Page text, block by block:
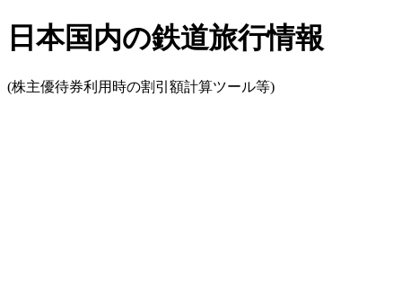
日本国内の鉄道旅行情報
(株主優待券利用時の割引額計算ツール等)